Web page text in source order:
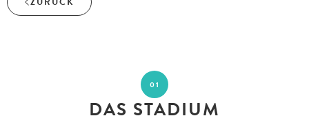
01
DAS STADIUM